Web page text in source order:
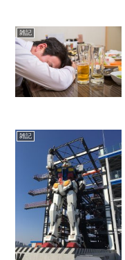
雑記
雑記